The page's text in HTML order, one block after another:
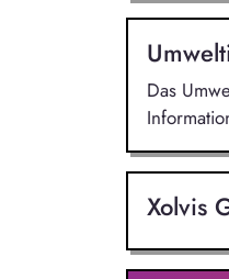
Das
Xolvis